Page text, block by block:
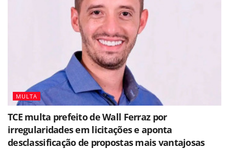
MULTA
TCE multa prefeito de Wall Ferraz por
irregularidades em licitações e aponta
desclassificação de propostas mais vantajosas